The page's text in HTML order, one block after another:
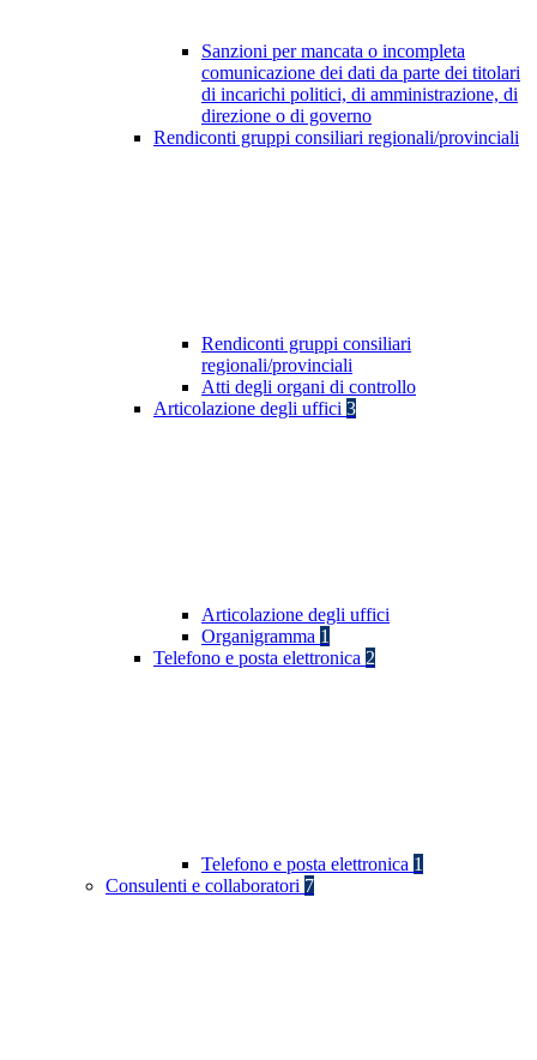
Sanzioni per mancata o incompleta
comunicazione dei dati da parte dei titolari
di incarichi politici, di amministrazione, di
direzione o di governo
Rendiconti gruppi consiliari regionali/provinciali
Rendiconti gruppi consiliari
regionali/provinciali
Atti degli organi di controllo
Articolazione degli uffici 3
Articolazione degli uffici
Organigramma 1
Telefono e posta elettronica 2
Telefono e posta elettronica 1
Consulenti e collaboratori 7